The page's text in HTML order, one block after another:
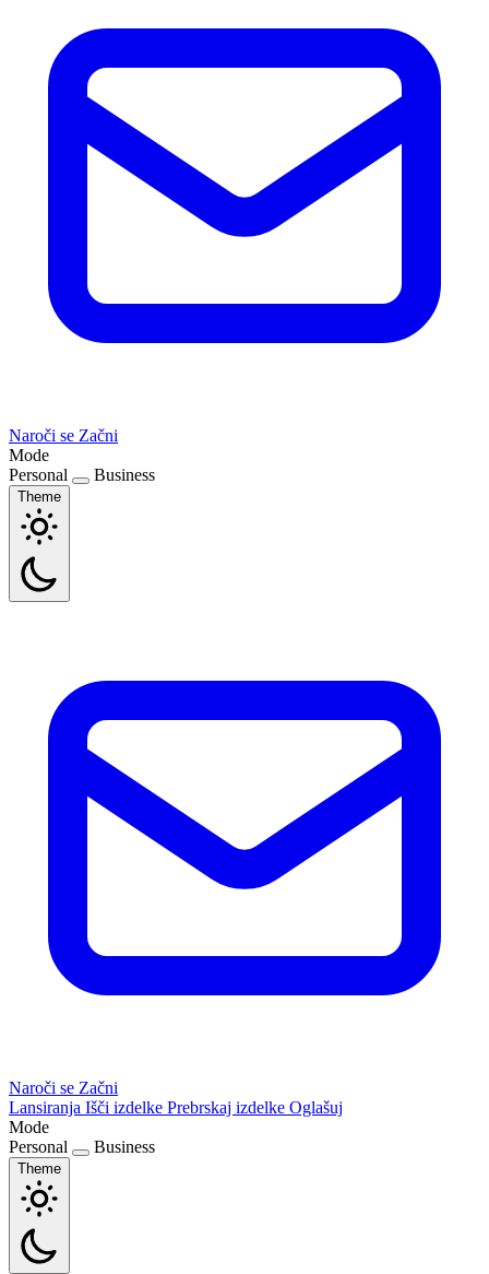
Naroči se Začni
Mode
Personal
Business
Theme
Naroči se Začni
Lansiranja Išči izdelke Prebrskaj izdelke Oglašuj
Mode
Personal
Business
Theme